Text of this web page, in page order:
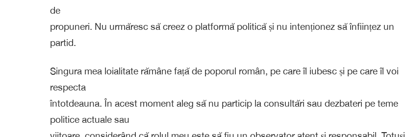
de
propuneri. Nu urmăresc să creez o platformă politică și nu intenționez să înființez un
partid.
Singura mea loialitate rămâne față de poporul român, pe care îl iubesc și pe care îl voi
respecta
întotdeauna. În acest moment aleg să nu particip la consultări sau dezbateri pe teme
politice actuale sau